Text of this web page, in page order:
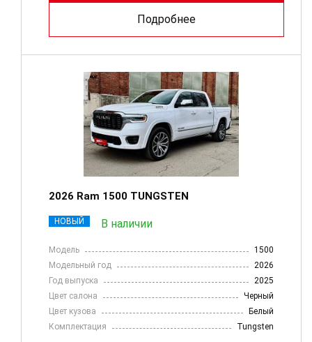
Подробнее
2026 Ram 1500 TUNGSTEN
НОВЫЙ В наличии
Модель
1500
Модельный год
2026
Год выпуска
2025
Цвет салона
Черный
Цвет кузова
Белый
Комплектация
Tungsten